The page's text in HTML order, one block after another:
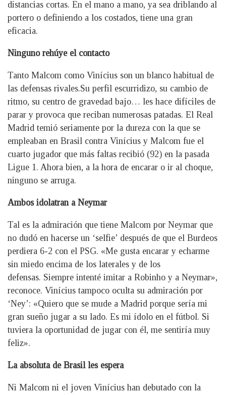
distancias cortas. En el mano a mano, ya sea driblando al
portero o definiendo a los costados, tiene una gran
eficacia.
Ninguno rehúye el contacto
Tanto Malcom como Vinícius son un blanco habitual de
las defensas rivales.Su perfil escurridizo, su cambio de
ritmo, su centro de gravedad bajo… les hace difíciles de
parar y provoca que reciban numerosas patadas. El Real
Madrid temió seriamente por la dureza con la que se
empleaban en Brasil contra Vinícius y Malcom fue el
cuarto jugador que más faltas recibió (92) en la pasada
Ligue 1. Ahora bien, a la hora de encarar o ir al choque,
ninguno se arruga.
Ambos idolatran a Neymar
Tal es la admiración que tiene Malcom por Neymar que
no dudó en hacerse un ‘selfie’ después de que el Burdeos
perdiera 6-2 con el PSG. «Me gusta encarar y echarme
sin miedo encima de los laterales y de los
defensas. Siempre intenté imitar a Robinho y a Neymar»,
reconoce. Vinícius tampoco oculta su admiración por
‘Ney’: «Quiero que se mude a Madrid porque sería mi
gran sueño jugar a su lado. Es mi ídolo en el fútbol. Si
tuviera la oportunidad de jugar con él, me sentiría muy
feliz».
La absoluta de Brasil les espera
Ni Malcom ni el joven Vinícius han debutado con la